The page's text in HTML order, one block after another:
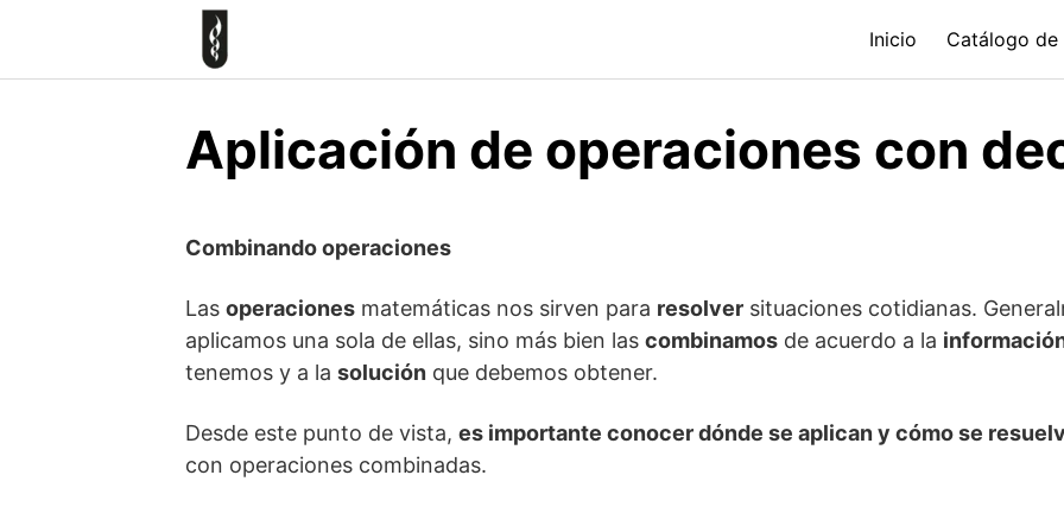
Inicio Catálogo
Aplicación de operaciones con
Combinando operaciones
Las operaciones matemáticas nos sirven para resolver situaciones cotidianas.
aplicamos una sola de ellas, sino más bien las combinamos de acuerdo a la
tenemos y a la solución que debemos obtener.
Desde este punto de vista, es importante conocer dónde se aplican y cómo se
con operaciones combinadas.